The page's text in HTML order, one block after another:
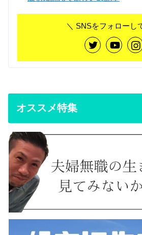
＼ SNSをフォローし
オススメ特集